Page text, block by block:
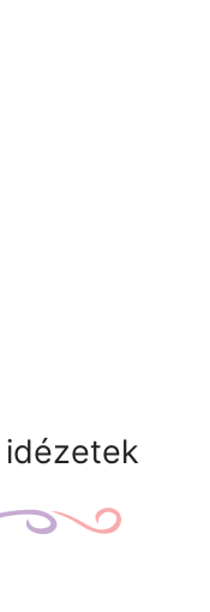
idézetek